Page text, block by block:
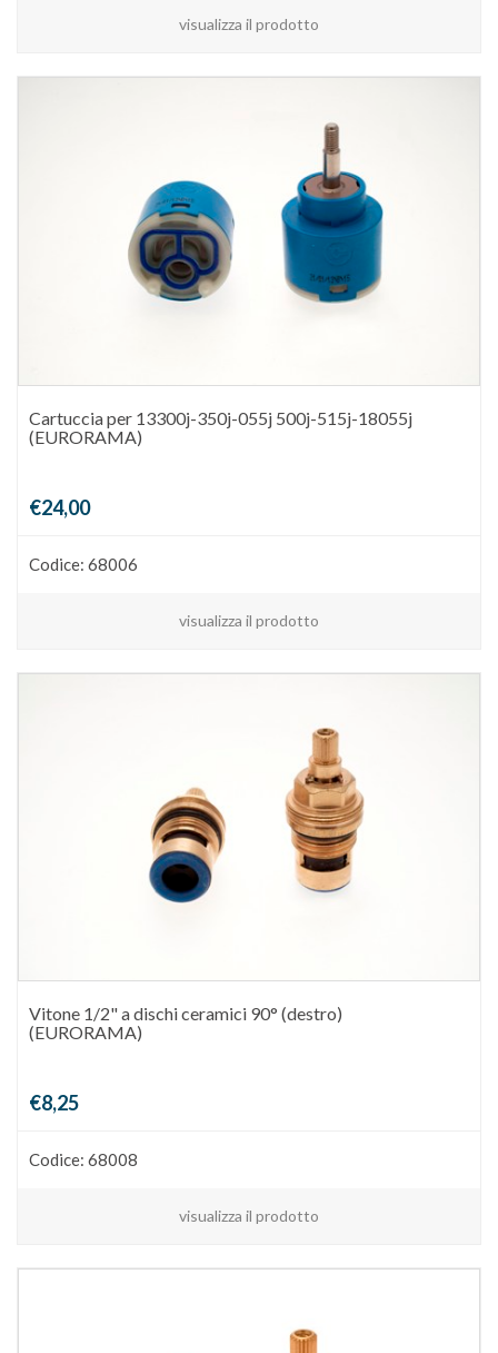
visualizza il prodotto
Cartuccia per 13300j-350j-055j 500j-515j-18055j
(EURORAMA)
€24,00
Codice: 68006
visualizza il prodotto
Vitone 1/2" a dischi ceramici 90° (destro)
(EURORAMA)
€8,25
Codice: 68008
visualizza il prodotto